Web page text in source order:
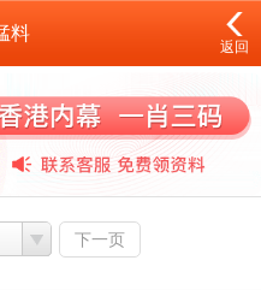
料
返回
下一页